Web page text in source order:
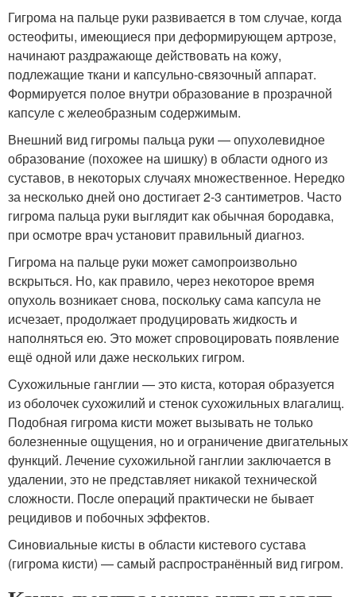
Гигрома на пальце руки развивается в том случае, когда
остеофиты, имеющиеся при деформирующем артрозе,
начинают раздражающе действовать на кожу,
подлежащие ткани и капсульно-связочный аппарат.
Формируется полое внутри образование в прозрачной
капсуле с желеобразным содержимым.
Внешний вид гигромы пальца руки — опухолевидное
образование (похожее на шишку) в области одного из
суставов, в некоторых случаях множественное. Нередко
за несколько дней оно достигает 2-3 сантиметров. Часто
гигрома пальца руки выглядит как обычная бородавка,
при осмотре врач установит правильный диагноз.
Гигрома на пальце руки может самопроизвольно
вскрыться. Но, как правило, через некоторое время
опухоль возникает снова, поскольку сама капсула не
исчезает, продолжает продуцировать жидкость и
наполняться ею. Это может спровоцировать появление
ещё одной или даже нескольких гигром.
Сухожильные ганглии — это киста, которая образуется
из оболочек сухожилий и стенок сухожильных влагалищ.
Подобная гигрома кисти может вызывать не только
болезненные ощущения, но и ограничение двигательных
функций. Лечение сухожильной ганглии заключается в
удалении, это не представляет никакой технической
сложности. После операций практически не бывает
рецидивов и побочных эффектов.
Синовиальные кисты в области кистевого сустава
(гигрома кисти) — самый распространённый вид гигром.